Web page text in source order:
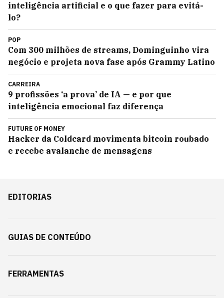
inteligência artificial e o que fazer para evitá-
lo?
POP
Com 300 milhões de streams, Dominguinho vira
negócio e projeta nova fase após Grammy Latino
CARREIRA
9 profissões ‘a prova’ de IA — e por que
inteligência emocional faz diferença
FUTURE OF MONEY
Hacker da Coldcard movimenta bitcoin roubado
e recebe avalanche de mensagens
EDITORIAS
GUIAS DE CONTEÚDO
FERRAMENTAS